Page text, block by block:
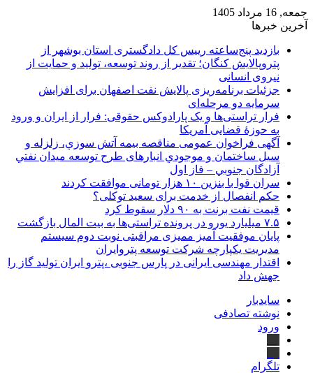
جمعه, 16 مرداد 1405
آخرین خبرها
بازدید پنج‌ساعته رییس کل دادگستری استان بوشهر از
پتروپالایش کنگان؛ تقدیر از روند توسعه، تولید و حمایت از
نیروی انسانی
جزئیات برنامه‌ریزی پالایش نفت اصفهان برای افزایش
سرمایه دو مرحله‌ای
فرار تراستی‌ها و یک پارادوکس حقوقی: فرار از ایران و ورود
به حوزۀ قضایی آمریکا
آگهی فراخوان عمومی مناقصه بيمه آتش سوزي، زلزله و
سیل ساختمان و موجودي انبارهای طرح توسعه ميدان نفتي
آزادگان جنوبي – فاز اول
سران قوا با بنزین ۱۰ هزار تومانی موافقت کردند
حکم انفصال از خدمت برای سعید توکلی؟
قیمت نفت برنت به ۹۰ دلار سقوط کرد
۷.۵ میلیارد یورو در پرونده تراستی‌ها به بیت المال بازگشت
پایان موفقیت آمیز ممیزی مراقبتی نوبت دوم سیستم
مدیریت یکپارچه شرکت توسعه پتروایران
اقتدار مهندسی ایرانی در پارس جنوبی ،پترو ایران تولید گاز را
جهش داد
سایدبار
نوشته تصادفی
ورود
تلگرام